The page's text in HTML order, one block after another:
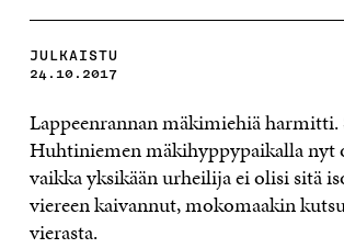
JULKAISTU
24.10.2017
Lappeenrannan mäkimiehiä harmitti.
Huhtiniemen mäkihyppypaikalla
vaikka yksikään urheilija ei olisi sitä
viereen kaivannut, mokomaakin
vierasta.